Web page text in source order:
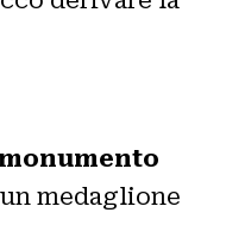
monumento
medaglione